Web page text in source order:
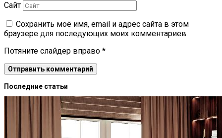
Сайт
Сохранить моё имя, email и адрес сайта в этом
браузере для последующих моих комментариев.
Потяните слайдер вправо *
Последние статьи